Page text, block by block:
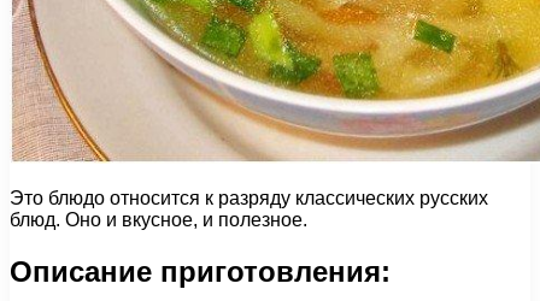
Это блюдо относится к разряду классических русских
блюд. Оно и вкусное, и полезное.
Описание приготовления: